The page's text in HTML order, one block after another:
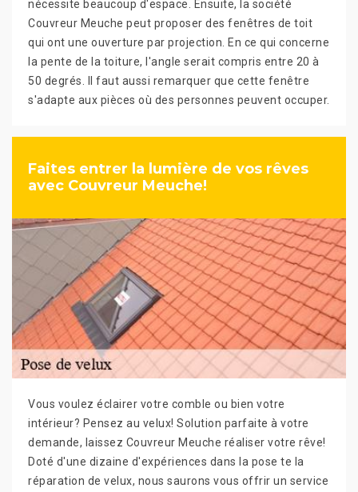
nécessite beaucoup d'espace. Ensuite, la société
Couvreur Meuche peut proposer des fenêtres de toit
qui ont une ouverture par projection. En ce qui concerne
la pente de la toiture, l'angle serait compris entre 20 à
50 degrés. Il faut aussi remarquer que cette fenêtre
s'adapte aux pièces où des personnes peuvent occuper.
Faites entrer la lumière de vos rêves
avec Couvreur Meuche!
Vous voulez éclairer votre comble ou bien votre
intérieur? Pensez au velux! Solution parfaite à votre
demande, laissez Couvreur Meuche réaliser votre rêve!
Doté d'une dizaine d'expériences dans la pose te la
réparation de velux, nous saurons vous offrir un service